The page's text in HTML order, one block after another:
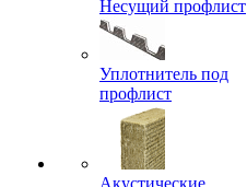
Несущий профлист
Уплотнитель под
профлист
Акустические